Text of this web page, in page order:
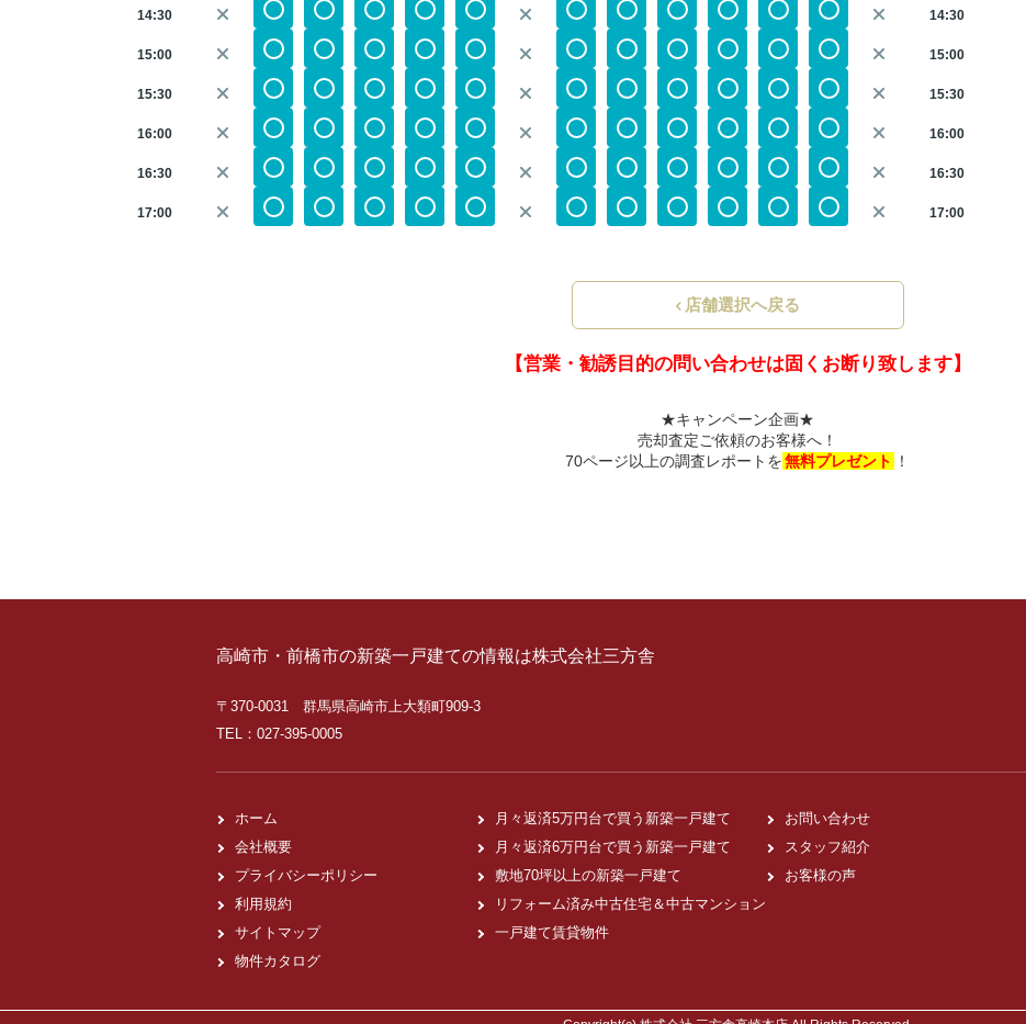
14:30 14:30
15:00 15:00
15:30 15:30
16:00 16:00
16:30 16:30
17:00 17:00
店舗選択へ戻る
【営業・勧誘目的の問い合わせは固くお断り致します】
★キャンペーン企画★
売却査定ご依頼のお客様へ！
70ページ以上の調査レポートを無料プレゼント ！
高崎市・前橋市の新築一戸建ての情報は株式会社三方舎
〒370-0031 群馬県高崎市上大類町909-3
TEL：027-395-0005
ホーム
会社概要
プライバシーポリシー
利用規約
サイトマップ
物件カタログ
月々返済5万円台で買う新築一戸建て
月々返済6万円台で買う新築一戸建て
敷地70坪以上の新築一戸建て
リフォーム済み中古住宅＆中古マンション
一戸建て賃貸物件
お問い合わせ
スタッフ紹介
お客様の声